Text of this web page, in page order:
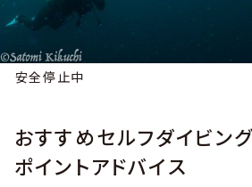
安全停止中
おすすめセルフダイビ
ポイントアドバイス